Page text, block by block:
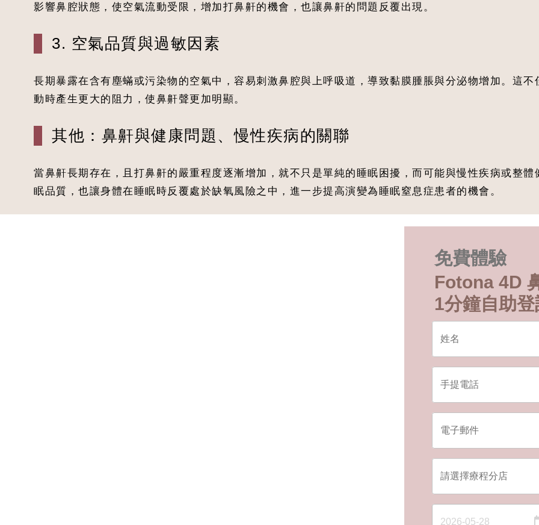
影響鼻腔狀態，使空氣流動受限，增加打鼻鼾的機會，也讓鼻鼾的問題反覆出現。
3. 空氣品質與過敏因素
長期暴露在含有塵蟎或污染物的空氣中，容易刺激鼻腔與上呼吸道，導致黏膜腫脹與分泌物增加。這
動時產生更大的阻力，使鼻鼾聲更加明顯。
其他：鼻鼾與健康問題、慢性疾病的關聯
當鼻鼾長期存在，且打鼻鼾的嚴重程度逐漸增加，就不只是單純的睡眠困擾，而可能與慢性疾病或整
眠品質，也讓身體在睡眠時反覆處於缺氧風險之中，進一步提高演變為睡眠窒息症患者的機會。
免費體驗
Fotona 4D
1分鐘自助